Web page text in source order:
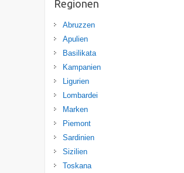
Regionen
Abruzzen
Apulien
Basilikata
Kampanien
Ligurien
Lombardei
Marken
Piemont
Sardinien
Sizilien
Toskana